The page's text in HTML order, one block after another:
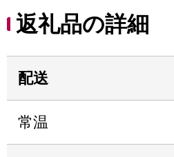
返礼品の詳細
配送
常温